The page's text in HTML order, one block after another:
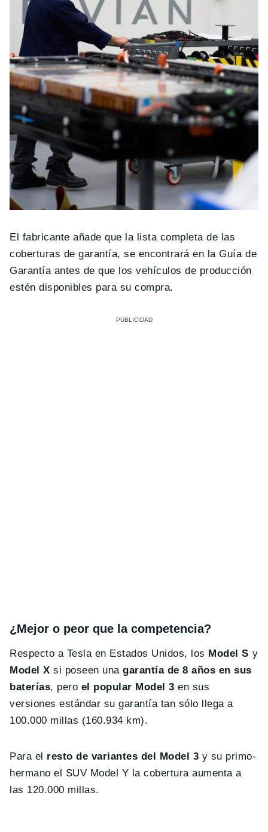
El fabricante añade que la lista completa de las
coberturas de garantía, se encontrará en la Guía de
Garantía antes de que los vehículos de producción
estén disponibles para su compra.
¿Mejor o peor que la competencia?
Respecto a Tesla en Estados Unidos, los Model S y
Model X si poseen unagarantía de 8 años en sus
baterías, pero el popular Model 3 en sus
versiones estándar su garantía tan sólo llega a
100.000 millas (160.934 km).
Para el resto de variantes del Model 3 y su primo-
hermano el SUV Model Y la cobertura aumenta a
las 120.000 millas.